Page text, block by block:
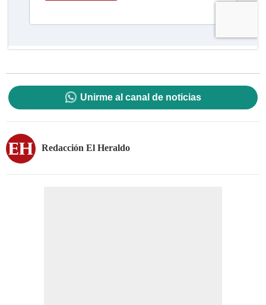
Unirme al canal de noticias
Redacción El Heraldo